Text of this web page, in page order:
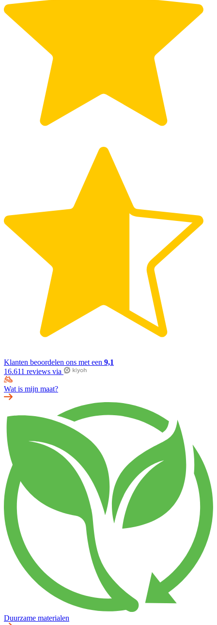
Klanten beoordelen ons met een 9,1
16.611 reviews via
Wat is mijn maat?
Duurzame materialen